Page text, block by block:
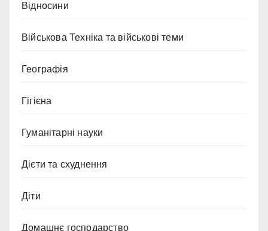
Відносини
Військова Техніка та військові теми
Географія
Гігієна
Гуманітарні науки
Дієти та схуднення
Діти
Домашнє господарство